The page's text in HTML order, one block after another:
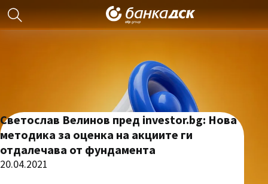
Свeтослав Велинов пред investor.bg: Нова
методика за оценка на акциите ги
отдалечава от фундаментa
20.04.2021